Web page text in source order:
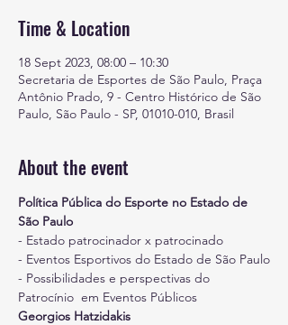
Time & Location
18 Sept 2023, 08:00 – 10:30
Secretaria de Esportes de São Paulo, Praça
Antônio Prado, 9 - Centro Histórico de São
Paulo, São Paulo - SP, 01010-010, Brasil
About the event
Política Pública do Esporte no Estado de
São Paulo
- Estado patrocinador x patrocinado
- Eventos Esportivos do Estado de São Paulo
- Possibilidades e perspectivas do
Patrocínio  em Eventos Públicos
Georgios Hatzidakis